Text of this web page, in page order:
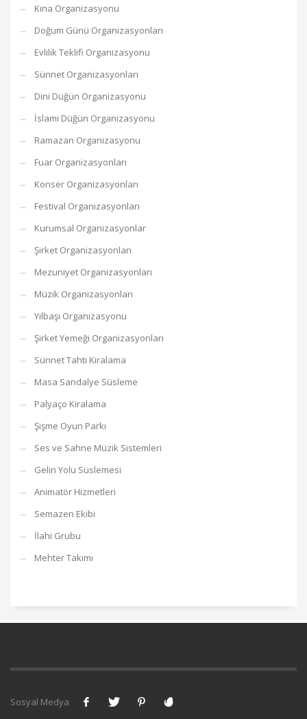
Kına Organizasyonu
Doğum Günü Organizasyonları
Evlilik Teklifi Organizasyonu
Sünnet Organizasyonları
Dini Düğün Organizasyonu
İslami Düğün Organizasyonu
Ramazan Organizasyonu
Fuar Organizasyonları
Konser Organizasyonları
Festival Organizasyonları
Kurumsal Organizasyonlar
Şirket Organizasyonları
Mezuniyet Organizasyonları
Müzik Organizasyonları
Yılbaşı Organizasyonu
Şirket Yemeği Organizasyonları
Sünnet Tahtı Kiralama
Masa Sandalye Süsleme
Palyaço Kiralama
Şişme Oyun Parkı
Ses ve Sahne Müzik Sistemleri
Gelin Yolu Süslemesi
Animatör Hizmetleri
Semazen Ekibi
İlahi Grubu
Mehter Takımı
Sosyal Medya